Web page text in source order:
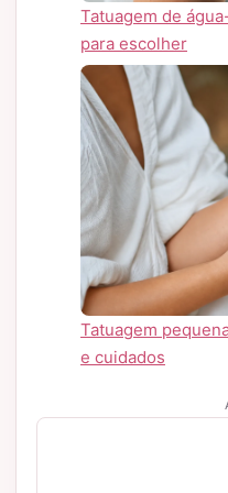
Tatuagem de
para escolher
Tatuagem
e cuidados